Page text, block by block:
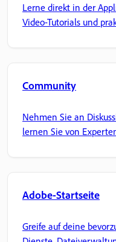
Lerne direkt in der
Video-Tutorials und
Community
Nehmen Sie an
lernen Sie von
Adobe-Startseite
Greife auf deine